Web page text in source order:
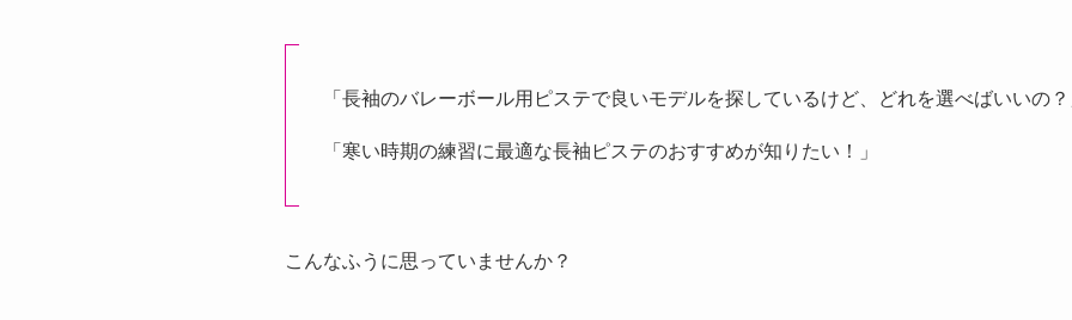
「長袖のバレーボール用ピステで良いモデルを探しているけど、どれを選べばいいの
「寒い時期の練習に最適な長袖ピステのおすすめが知りたい！」
こんなふうに思っていませんか？